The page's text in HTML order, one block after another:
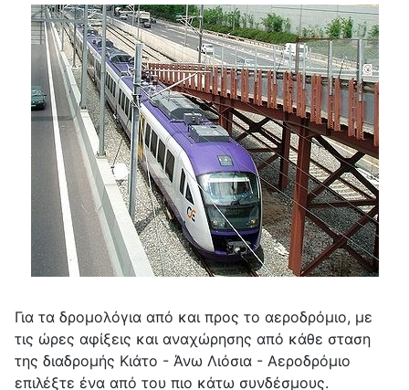
Για τα δρομολόγια από και προς το αεροδρόμιο, με
τις ώρες αφίξεις και αναχώρησης από κάθε σταση
της διαδρομής Κιάτο - Άνω Λιόσια - Αεροδρόμιο
επιλέξτε ένα από του πιο κάτω συνδέσμους.